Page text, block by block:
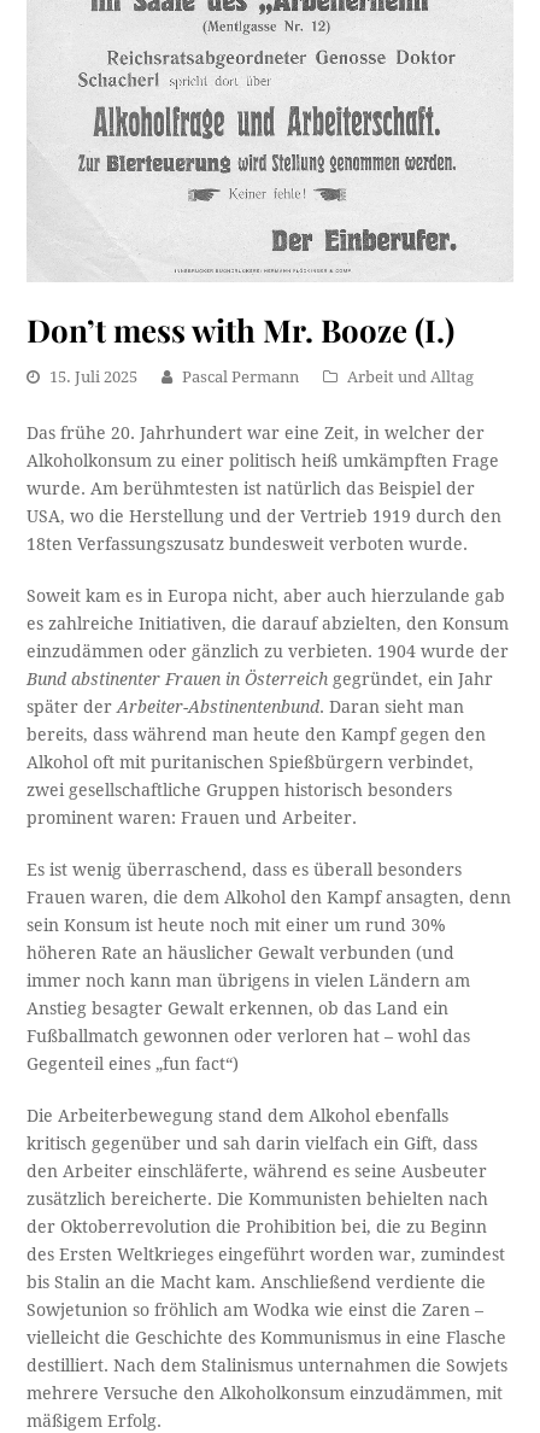
Don’t mess with Mr. Booze (I.)
15. Juli 2025 Pascal Permann Arbeit und Alltag
Das frühe 20. Jahrhundert war eine Zeit, in welcher der
Alkoholkonsum zu einer politisch heiß umkämpften Frage
wurde. Am berühmtesten ist natürlich das Beispiel der
USA, wo die Herstellung und der Vertrieb 1919 durch den
18ten Verfassungszusatz bundesweit verboten wurde.
Soweit kam es in Europa nicht, aber auch hierzulande gab
es zahlreiche Initiativen, die darauf abzielten, den Konsum
einzudämmen oder gänzlich zu verbieten. 1904 wurde der
Bund abstinenter Frauen in Österreich gegründet, ein Jahr
später derArbeiter-Abstinentenbund. Daran sieht man
bereits, dass während man heute den Kampf gegen den
Alkohol oft mit puritanischen Spießbürgern verbindet,
zwei gesellschaftliche Gruppen historisch besonders
prominent waren: Frauen und Arbeiter.
Es ist wenig überraschend, dass es überall besonders
Frauen waren, die dem Alkohol den Kampf ansagten, denn
sein Konsum ist heute noch mit einer um rund 30%
höheren Rate an häuslicher Gewalt verbunden (und
immer noch kann man übrigens in vielen Ländern am
Anstieg besagter Gewalt erkennen, ob das Land ein
Fußballmatch gewonnen oder verloren hat – wohl das
Gegenteil eines „fun fact“)
Die Arbeiterbewegung stand dem Alkohol ebenfalls
kritisch gegenüber und sah darin vielfach ein Gift, dass
den Arbeiter einschläferte, während es seine Ausbeuter
zusätzlich bereicherte. Die Kommunisten behielten nach
der Oktoberrevolution die Prohibition bei, die zu Beginn
des Ersten Weltkrieges eingeführt worden war, zumindest
bis Stalin an die Macht kam. Anschließend verdiente die
Sowjetunion so fröhlich am Wodka wie einst die Zaren –
vielleicht die Geschichte des Kommunismus in eine Flasche
destilliert. Nach dem Stalinismus unternahmen die Sowjets
mehrere Versuche den Alkoholkonsum einzudämmen, mit
mäßigem Erfolg.